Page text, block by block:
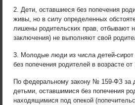
2. Дети, оставшиеся без попечения
живы, но в силу определенных
лишены родительских прав, отбывают
заключения) не выполняют свой
3. Молодые люди из числа детей-сирот
без попечения родителей в возрасте от
По федеральному закону № 159-ФЗ за
детьми, оставшимися без попечения
находящимися под опекой